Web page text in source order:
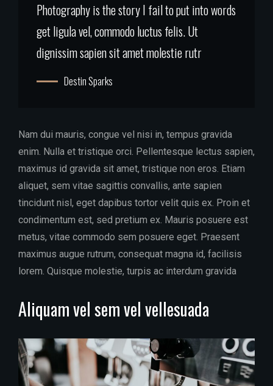
Photography is the story I fail to put into words
get ligula vel, commodo luctus felis. Ut
dignissim sapien sit amet molestie rutr
Destin Sparks
Nam dui mauris, congue vel nisi in, tempus gravida
enim. Nulla et tristique orci. Pellentesque lectus sapien,
maximus id gravida sit amet, tristique non eros. Etiam
aliquet, sem vitae sagittis convallis, ante sapien
tincidunt nisl, eget dapibus tortor velit quis ex. Proin et
condimentum est, sed pretium ex. Mauris posuere est
metus, vitae commodo sem posuere eget. Praesent
maximus augue rutrum, consequat magna id, facilisis
lorem. Quisque molestie, turpis ac interdum gravida
Aliquam vel sem vel vellesuada